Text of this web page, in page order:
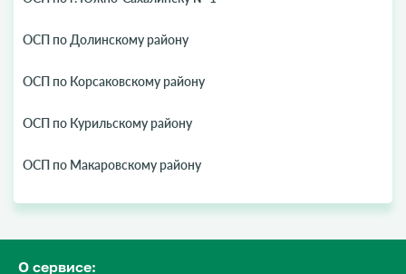
ОСП по Долинскому району
ОСП по Корсаковскому району
ОСП по Курильскому району
ОСП по Макаровскому району
О сервисе: